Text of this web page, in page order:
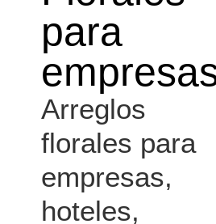
para
Arreglos
florales para
empresas,
hoteles,